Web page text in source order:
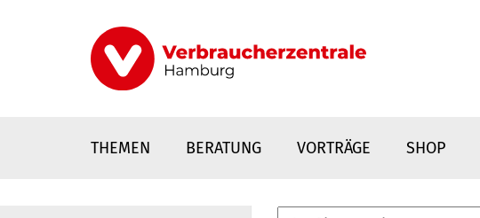
THEMEN BERATUNG VORTRÄGE SHOP